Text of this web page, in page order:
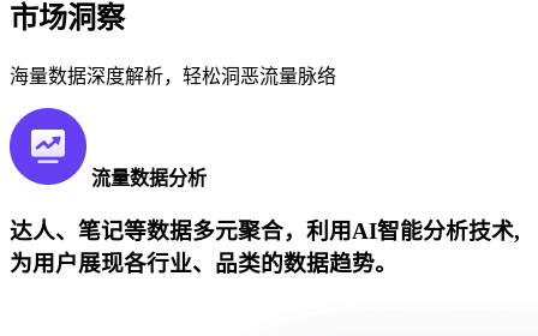
市场洞察
海量数据深度解析，轻松洞恶流量脉络
流量数据分析
达人、笔记等数据多元聚合，利用AI智能分析技术,
为用户展现各行业、品类的数据趋势。